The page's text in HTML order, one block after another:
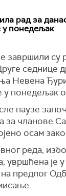
рад за
у понедељак
завршили су
седнице
Невена
у понедељак
паузе
за чланове
осам
реда,
увршћена је
предлог